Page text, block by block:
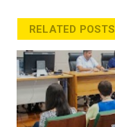
RELATED POSTS